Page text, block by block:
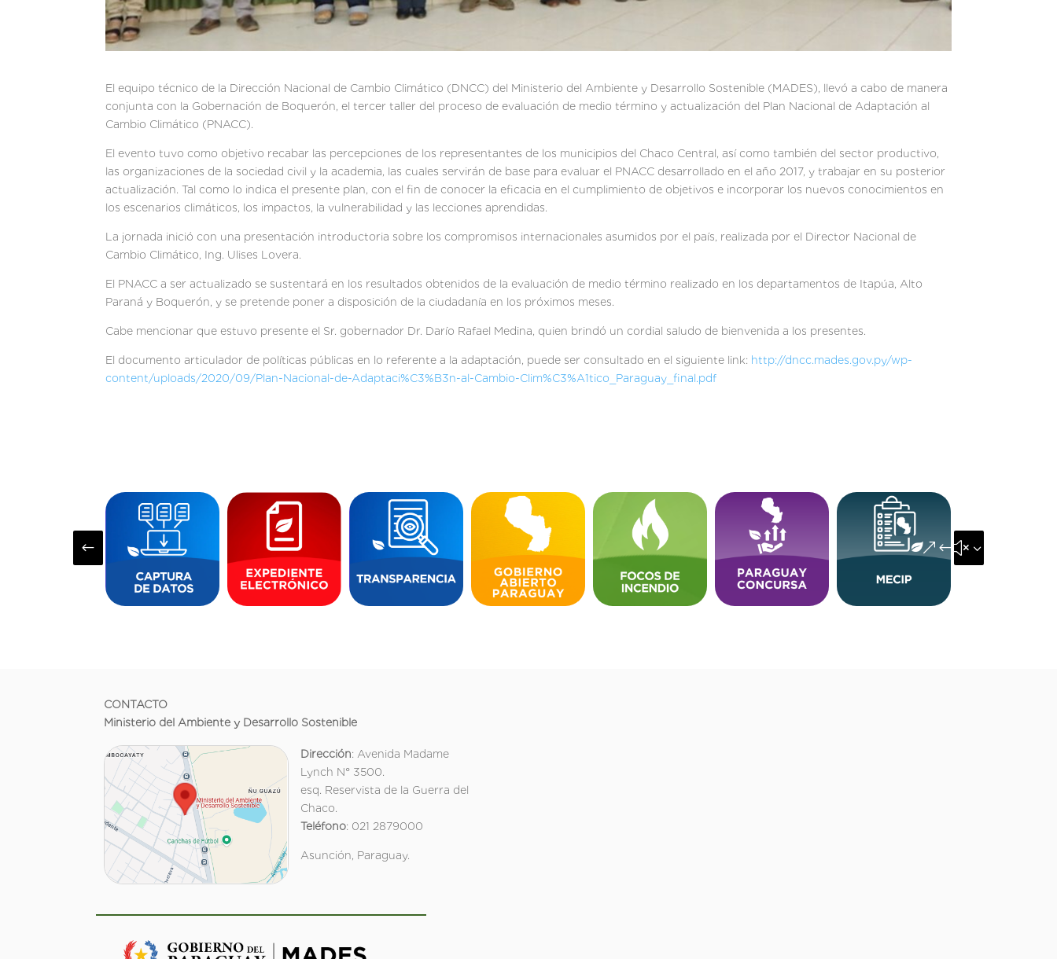
El equipo técnico de la Dirección Nacional de Cambio Climático (DNCC) del Ministerio del Ambiente y Desarrollo Sostenible (MADES), llevó a cabo de manera
conjunta con la Gobernación de Boquerón, el tercer taller del proceso de evaluación de medio término y actualización del Plan Nacional de Adaptación al
Cambio Climático (PNACC).
El evento tuvo como objetivo recabar las percepciones de los representantes de los municipios del Chaco Central, así como también del sector productivo,
las organizaciones de la sociedad civil y la academia, las cuales servirán de base para evaluar el PNACC desarrollado en el año 2017, y trabajar en su posterior
actualización. Tal como lo indica el presente plan, con el fin de conocer la eficacia en el cumplimiento de objetivos e incorporar los nuevos conocimientos en
los escenarios climáticos, los impactos, la vulnerabilidad y las lecciones aprendidas.
La jornada inició con una presentación introductoria sobre los compromisos internacionales asumidos por el país, realizada por el Director Nacional de
Cambio Climático, Ing. Ulises Lovera.
El PNACC a ser actualizado se sustentará en los resultados obtenidos de la evaluación de medio término realizado en los departamentos de Itapúa, Alto
Paraná y Boquerón, y se pretende poner a disposición de la ciudadanía en los próximos meses.
Cabe mencionar que estuvo presente el Sr. gobernador Dr. Darío Rafael Medina, quien brindó un cordial saludo de bienvenida a los presentes.
El documento articulador de políticas públicas en lo referente a la adaptación, puede ser consultado en el siguiente link: http://dncc.mades.gov.py/wp-
content/uploads/2020/09/Plan-Nacional-de-Adaptaci%C3%B3n-al-Cambio-Clim%C3%A1tico_Paraguay_final.pdf
# &#x35;
CONTACTO
Ministerio del Ambiente y Desarrollo Sostenible
Dirección: Avenida Madame
Lynch N° 3500.
esq. Reservista de la Guerra del
Chaco.
Teléfono: 021 2879000
Asunción, Paraguay.